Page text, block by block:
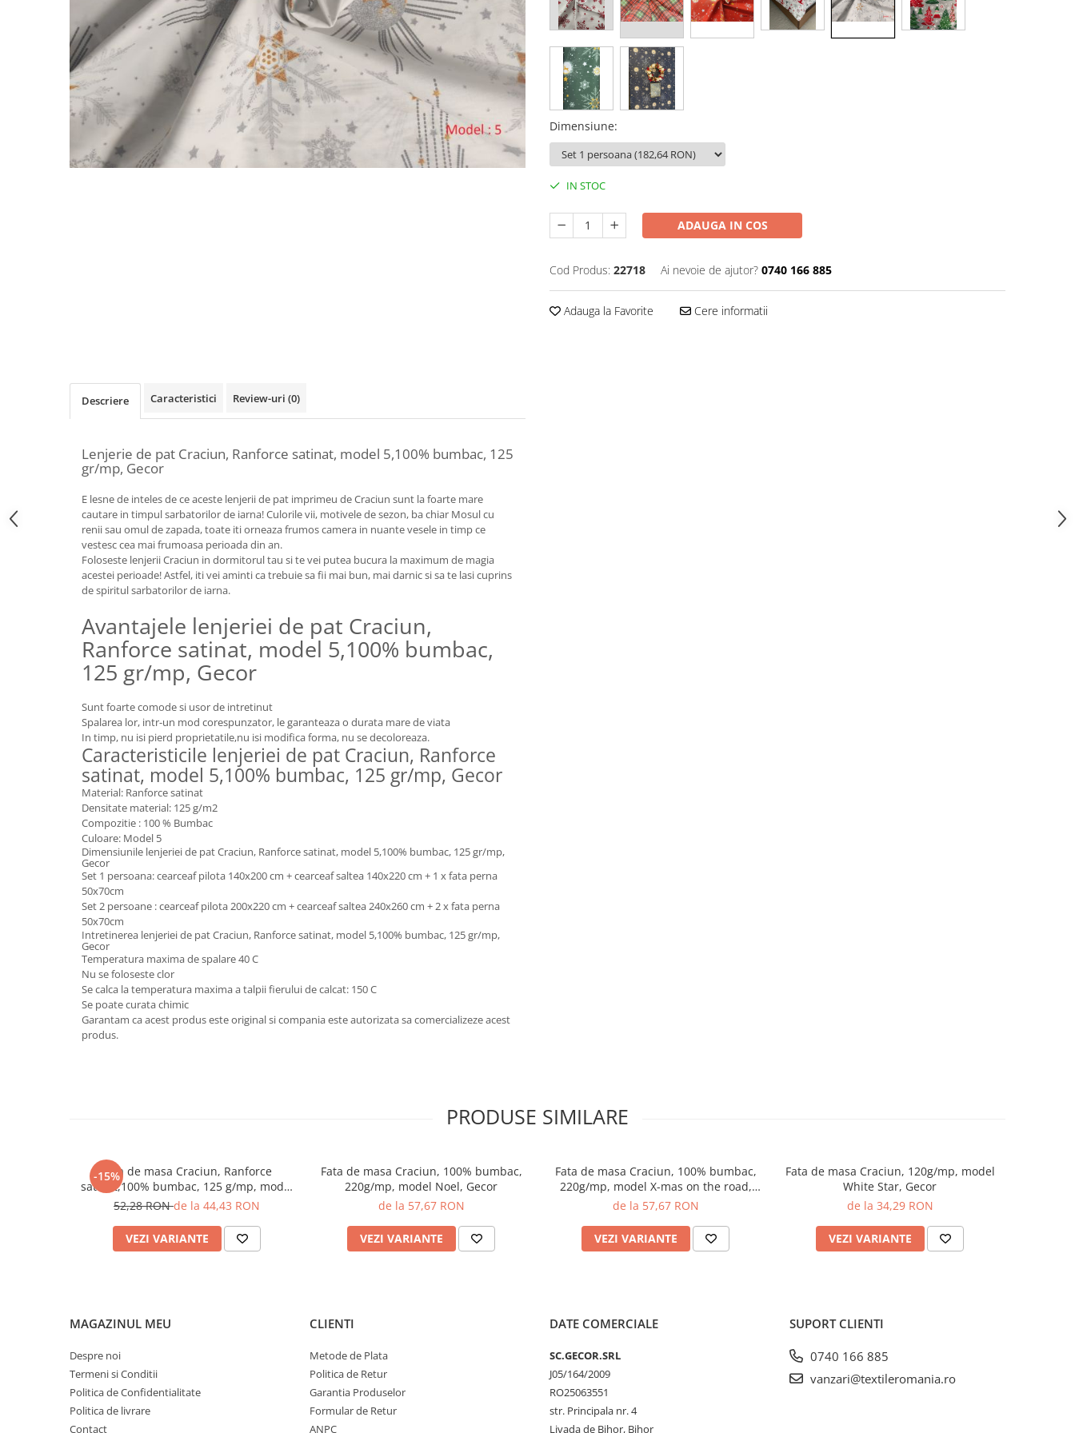
Dimensiune:
IN STOC
ADAUGA IN COS
Cod Produs: 22718 Ai nevoie de ajutor? 0740 166 885
Adauga la Favorite Cere informatii
Descriere Caracteristici Review-uri (0)
Lenjerie de pat Craciun, Ranforce satinat, model 5,100% bumbac, 125
gr/mp, Gecor
E lesne de inteles de ce aceste lenjerii de pat imprimeu de Craciun sunt la foarte mare
cautare in timpul sarbatorilor de iarna! Culorile vii, motivele de sezon, ba chiar Mosul cu
renii sau omul de zapada, toate iti orneaza frumos camera in nuante vesele in timp ce
vestesc cea mai frumoasa perioada din an.
Foloseste lenjerii Craciun in dormitorul tau si te vei putea bucura la maximum de magia
acestei perioade! Astfel, iti vei aminti ca trebuie sa fii mai bun, mai darnic si sa te lasi cuprins
de spiritul sarbatorilor de iarna.
Avantajele lenjeriei de pat Craciun,
Ranforce satinat, model 5,100% bumbac,
125 gr/mp, Gecor
Sunt foarte comode si usor de intretinut
Spalarea lor, intr-un mod corespunzator, le garanteaza o durata mare de viata
In timp, nu isi pierd proprietatile,nu isi modifica forma, nu se decoloreaza.
Caracteristicile lenjeriei de pat Craciun, Ranforce
satinat, model 5,100% bumbac, 125 gr/mp, Gecor
Material: Ranforce satinat
Densitate material: 125 g/m2
Compozitie : 100 % Bumbac
Culoare: Model 5
Dimensiunile lenjeriei de pat Craciun, Ranforce satinat, model 5,100% bumbac, 125 gr/mp,
Gecor
Set 1 persoana: cearceaf pilota 140x200 cm + cearceaf saltea 140x220 cm + 1 x fata perna
50x70cm
Set 2 persoane : cearceaf pilota 200x220 cm + cearceaf saltea 240x260 cm + 2 x fata perna
50x70cm
Intretinerea lenjeriei de pat Craciun, Ranforce satinat, model 5,100% bumbac, 125 gr/mp,
Gecor
Temperatura maxima de spalare 40 C
Nu se foloseste clor
Se calca la temperatura maxima a talpii fierului de calcat: 150 C
Se poate curata chimic
Garantam ca acest produs este original si compania este autorizata sa comercializeze acest
produs.
PRODUSE SIMILARE
-15%
Fata de masa Craciun, Ranforce
satinat,100% bumbac, 125 g/mp, model
4, Gecor
52,28 RONde la 44,43 RON
VEZI VARIANTE
Fata de masa Craciun, 100% bumbac,
220g/mp, model Noel, Gecor
de la 57,67 RON
VEZI VARIANTE
Fata de masa Craciun, 100% bumbac,
220g/mp, model X-mas on the road,
Gecor
de la 57,67 RON
VEZI VARIANTE
Fata de masa Craciun, 120g/mp, model
White Star, Gecor
de la 34,29 RON
VEZI VARIANTE
MAGAZINUL MEU
Despre noi
Termeni si Conditii
Politica de Confidentialitate
Politica de livrare
Contact
CLIENTI
Metode de Plata
Politica de Retur
Garantia Produselor
Formular de Retur
ANPC
DATE COMERCIALE
SC.GECOR.SRL
J05/164/2009
RO25063551
str. Principala nr. 4
Livada de Bihor, Bihor
SUPORT CLIENTI
0740 166 885
vanzari@textileromania.ro